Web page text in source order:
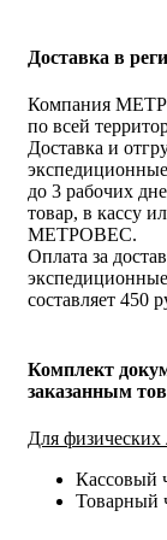
Доставка в
Компания
по всей
Доставка и
до 3 рабочих
товар, в кассу
МЕТРОВЕС.
Оплата за
составляет 450
Комплект
заказанным
Для физических
Кассовый
Товарный